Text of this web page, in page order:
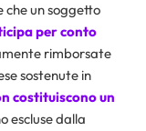
che un soggetto
per conto
rimborsate
sostenute in
costituiscono un
escluse dalla